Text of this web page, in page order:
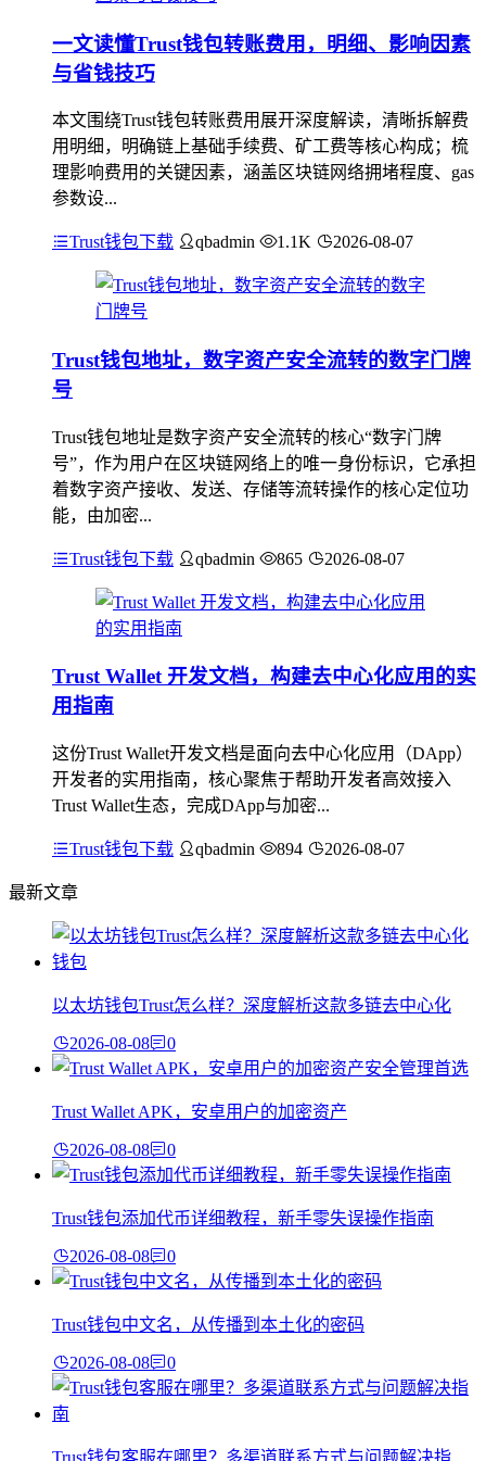
一文读懂Trust钱包转账费用，明细、影响因素
与省钱技巧
本文围绕Trust钱包转账费用展开深度解读，清晰拆解费
用明细，明确链上基础手续费、矿工费等核心构成；梳
理影响费用的关键因素，涵盖区块链网络拥堵程度、gas
参数设...
Trust钱包下载 qbadmin 1.1K 2026-08-07
Trust钱包地址，数字资产安全流转的数字门牌
号
Trust钱包地址是数字资产安全流转的核心“数字门牌
号”，作为用户在区块链网络上的唯一身份标识，它承担
着数字资产接收、发送、存储等流转操作的核心定位功
能，由加密...
Trust钱包下载 qbadmin 865 2026-08-07
Trust Wallet 开发文档，构建去中心化应用的实
用指南
这份Trust Wallet开发文档是面向去中心化应用（DApp）
开发者的实用指南，核心聚焦于帮助开发者高效接入
Trust Wallet生态，完成DApp与加密...
Trust钱包下载 qbadmin 894 2026-08-07
最新文章
以太坊钱包Trust怎么样？深度解析这款多链去中心化
2026-08-08 0
Trust Wallet APK，安卓用户的加密资产
2026-08-08 0
Trust钱包添加代币详细教程，新手零失误操作指南
2026-08-08 0
Trust钱包中文名，从传播到本土化的密码
2026-08-08 0
Trust钱包客服在哪里？多渠道联系方式与问题解决指